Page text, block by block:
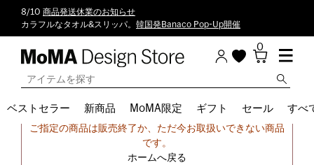
8/10 商品発送休業のお知らせ
カラフルなタオル&スリッパ。 韓国発Banaco Pop-Up開催
0
ベストセラー 新商品 MoMA限定 ギフト セール すべ
申し訳ございません。
ご指定の商品は販売終了か、ただ今お取扱いできない商品
です。
ホームへ戻る